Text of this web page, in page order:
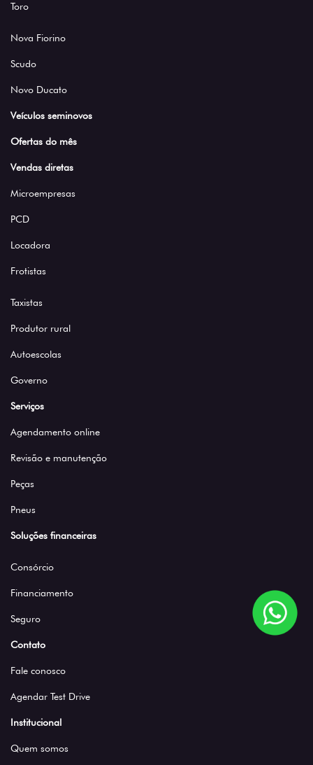
Toro
Nova Fiorino
Scudo
Novo Ducato
Veículos seminovos
Ofertas do mês
Vendas diretas
Microempresas
PCD
Locadora
Frotistas
Taxistas
Produtor rural
Autoescolas
Governo
Serviços
Agendamento online
Revisão e manutenção
Peças
Pneus
Soluções financeiras
Consórcio
Financiamento
Seguro
Contato
Fale conosco
Agendar Test Drive
Institucional
Quem somos